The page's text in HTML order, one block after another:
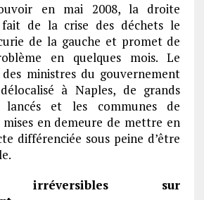
en mai 2008, la droite
fait de la crise des déchets le
de la gauche et promet de
en quelques mois. Le
ministres du gouvernement
à Naples, de grands
lancés et les communes de
en demeure de mettre en
différenciée sous peine d’être
irréversibles sur